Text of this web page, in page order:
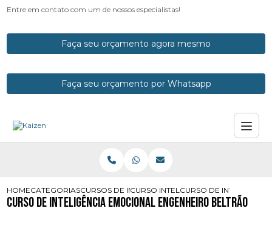
Entre em contato com um de nossos especialistas!
Faça seu orçamento agora mesmo
Faça seu orçamento por Whatsapp
HOMECATEGORIASCURSOS DE INTELIGENCIA EMOCIONAL
CURSO INTELIGENCIA EMOCIONAL
CURSO DE
Curso de Inteligência Emocional Engenheiro Beltrão